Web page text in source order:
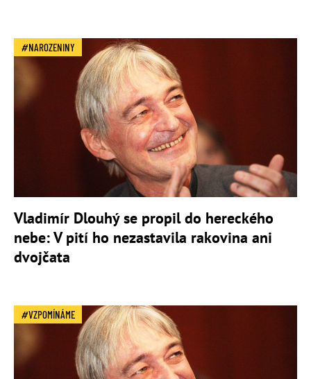
NAROZENINY
Vladimír Dlouhý se propil do hereckého
nebe: V pití ho nezastavila rakovina ani
dvojčata
VZPOMÍNÁME